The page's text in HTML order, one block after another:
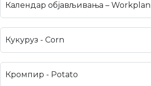
Календар објављивања – Workplan
Кукуруз - Corn
Кромпир - Potato